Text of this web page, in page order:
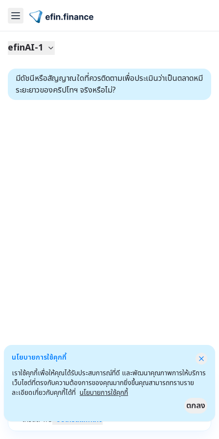
efinAI-1
มีดัชนีหรือสัญญาณใดที่ควรติดตามเพื่อประเมินว่าเป็นตลาดหมี
ระยะยาวของคริปโทฯ จริงหรือไม่?
เครดิต1/3 อัปเกรดแพ็กเกจ
นโยบายการใช้คุกกี้
เราใช้คุกกี้เพื่อให้คุณได้รับประสบการณ์ที่ดี และพัฒนาคุณภาพการให้บริการ
เว็บไซต์ที่ตรงกับความต้องการของคุณมากยิ่งขึ้นคุณสามารถทราบราย
ละเอียดเกี่ยวกับคุกกี้ได้ที่ นโยบายการใช้คุกกี้
ตกลง